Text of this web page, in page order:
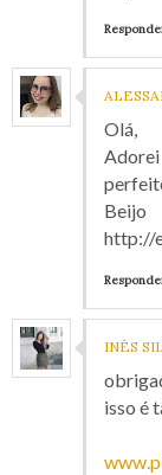
Olá,
Beijo
http://
INÊS
isso é